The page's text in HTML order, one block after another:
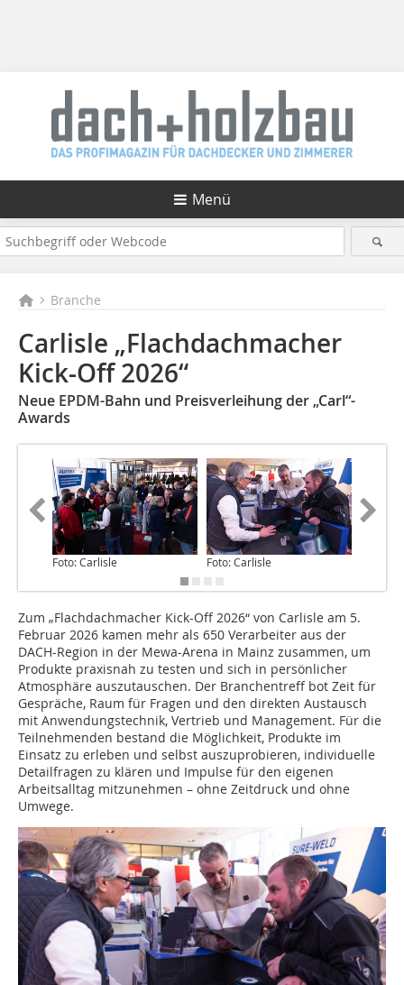
Menü
Branche
Carlisle „Flachdachmacher
Kick-Off 2026“
Neue EPDM-Bahn und Preisverleihung der „Carl“-
Awards
Foto: Carlisle Foto: Carlisle
Zum „Flachdachmacher Kick-Off 2026“ von Carlisle am 5.
Februar 2026 kamen mehr als 650 Verarbeiter aus der
DACH-Region in der Mewa-Arena in Mainz zusammen, um
Produkte praxisnah zu testen und sich in persönlicher
Atmosphäre auszutauschen. Der Branchentreff bot Zeit für
Gespräche, Raum für Fragen und den direkten Austausch
mit Anwendungstechnik, Vertrieb und Management. Für die
Teilnehmenden bestand die Möglichkeit, Produkte im
Einsatz zu erleben und selbst auszuprobieren, individuelle
Detailfragen zu klären und Impulse für den eigenen
Arbeitsalltag mitzunehmen – ohne Zeitdruck und ohne
Umwege.